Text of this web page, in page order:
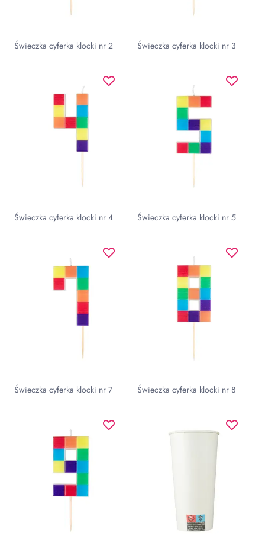
Świeczka cyferka klocki nr 2 Świeczka cyferka klocki nr 3
Świeczka cyferka klocki nr 4 Świeczka cyferka klocki nr 5
Świeczka cyferka klocki nr 7 Świeczka cyferka klocki nr 8